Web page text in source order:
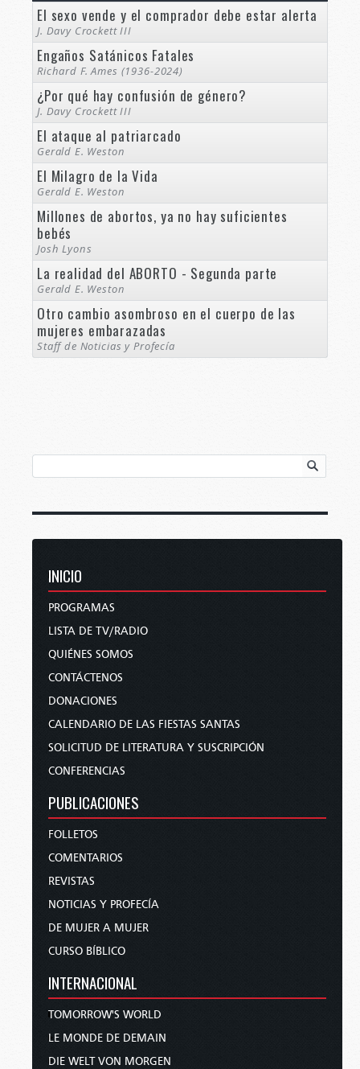
El sexo vende y el comprador debe estar alerta
J. Davy Crockett III
Engaños Satánicos Fatales
Richard F. Ames (1936-2024)
¿Por qué hay confusión de género?
J. Davy Crockett III
El ataque al patriarcado
Gerald E. Weston
El Milagro de la Vida
Gerald E. Weston
Millones de abortos, ya no hay suficientes
bebés
Josh Lyons
La realidad del ABORTO - Segunda parte
Gerald E. Weston
Otro cambio asombroso en el cuerpo de las
mujeres embarazadas
Staff de Noticias y Profecía
INICIO
PROGRAMAS
LISTA DE TV/RADIO
QUIÉNES SOMOS
CONTÁCTENOS
DONACIONES
CALENDARIO DE LAS FIESTAS SANTAS
SOLICITUD DE LITERATURA Y SUSCRIPCIÓN
CONFERENCIAS
PUBLICACIONES
FOLLETOS
COMENTARIOS
REVISTAS
NOTICIAS Y PROFECÍA
DE MUJER A MUJER
CURSO BÍBLICO
INTERNACIONAL
TOMORROW'S WORLD
LE MONDE DE DEMAIN
DIE WELT VON MORGEN